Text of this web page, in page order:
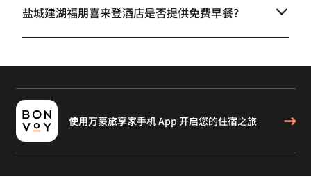
盐城建湖福朋喜来登酒店是否提供免费早餐？
使用万豪旅享家手机 App 开启您的住宿之旅